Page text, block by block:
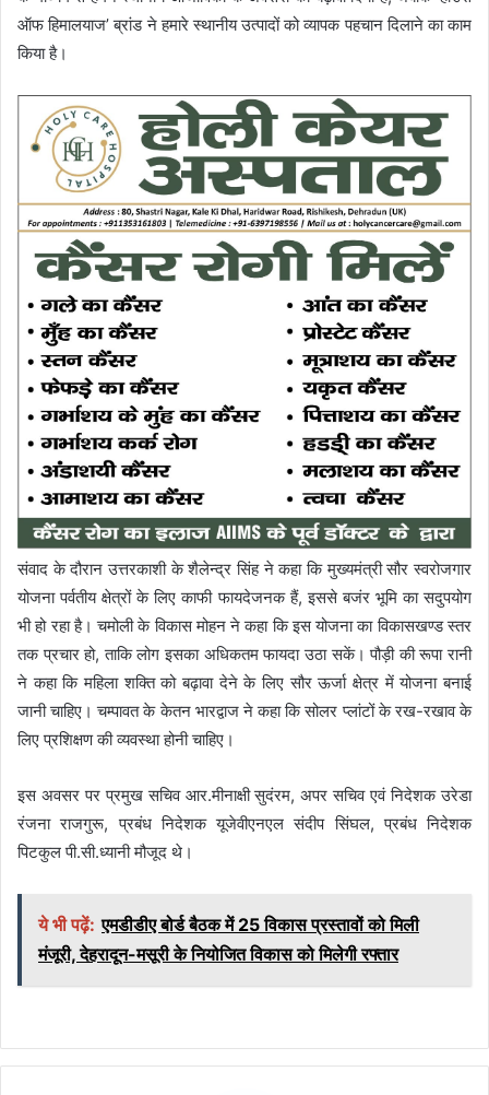
ऑफ हिमालयाज’ ब्रांड ने हमारे स्थानीय उत्पादों को व्यापक पहचान दिलाने का काम
किया है।
संवाद के दौरान उत्तरकाशी के शैलेन्द्र सिंह ने कहा कि मुख्यमंत्री सौर स्वरोजगार
योजना पर्वतीय क्षेत्रों के लिए काफी फायदेजनक हैं, इससे बजंर भूमि का सदुपयोग
भी हो रहा है। चमोली के विकास मोहन ने कहा कि इस योजना का विकासखण्ड स्तर
तक प्रचार हो, ताकि लोग इसका अधिकतम फायदा उठा सकें। पौड़ी की रूपा रानी
ने कहा कि महिला शक्ति को बढ़ावा देने के लिए सौर ऊर्जा क्षेत्र में योजना बनाई
जानी चाहिए। चम्पावत के केतन भारद्वाज ने कहा कि सोलर प्लांटों के रख-रखाव के
लिए प्रशिक्षण की व्यवस्था होनी चाहिए।
इस अवसर पर प्रमुख सचिव आर.मीनाक्षी सुदंरम, अपर सचिव एवं निदेशक उरेडा
रंजना राजगुरू, प्रबंध निदेशक यूजेवीएनएल संदीप सिंघल, प्रबंध निदेशक
पिटकुल पी.सी.ध्यानी मौजूद थे।
ये भी पढ़ें: एमडीडीए बोर्ड बैठक में 25 विकास प्रस्तावों को मिली
मंजूरी, देहरादून-मसूरी के नियोजित विकास को मिलेगी रफ्तार